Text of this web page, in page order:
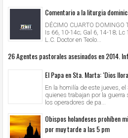
Comentario a la liturgia
DÉCIMO CUARTO DOMINGO
Is 66, 10-14c; Gal 6, 14-18; Lc
L.C. Doctor en Teolo...
26 Agentes pastorales asesinados en 2014.
El Papa en Sta. Marta: ‘Dios
En la homilía de este jueves,
quienes trabajan por la guerra
los operadores de pa...
Obispos holandeses prohíben
por muy tarde a las 5 pm